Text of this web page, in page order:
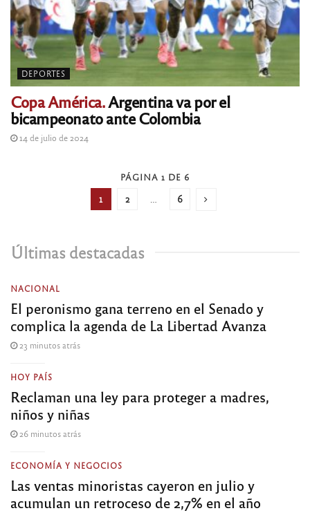
DEPORTES
Copa América.Argentina va por el
bicampeonato ante Colombia
14 de julio de 2024
PÁGINA 1 DE 6
1 2 6
Últimas destacadas
NACIONAL
El peronismo gana terreno en el Senado y
complica la agenda de La Libertad Avanza
23 minutos atrás
HOY PAÍS
Reclaman una ley para proteger a madres,
niños y niñas
26 minutos atrás
ECONOMÍA Y NEGOCIOS
Las ventas minoristas cayeron en julio y
acumulan un retroceso de 2,7% en el año